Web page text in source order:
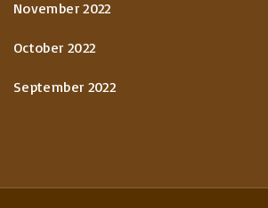
November 2022
October 2022
September 2022